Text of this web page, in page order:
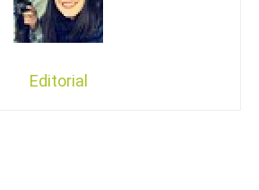
Editorial